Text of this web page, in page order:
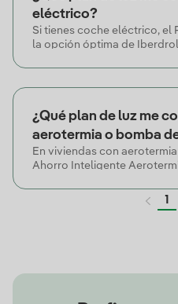
eléctrico?
Si tienes coche eléctrico, el
la opción óptima de
permitiendo recorrer hasta
¿Qué plan de luz me
aerotermia o bomba
En viviendas con
Ahorro Inteligente
horas de mayor consumo
patrón real de uso sin
1